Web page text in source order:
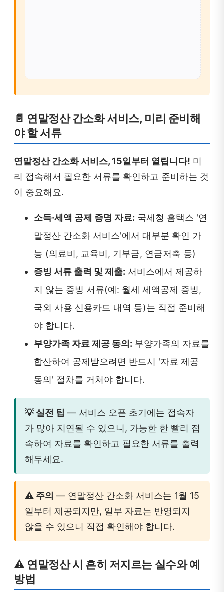
📄 연말정산 간소화 서비스, 미리 준비해
야 할 서류
연말정산 간소화 서비스, 15일부터 열립니다! 미
리 접속해서 필요한 서류를 확인하고 준비하는 것
이 중요해요.
소득·세액 공제 증명 자료: 국세청 홈택스 '연
말정산 간소화 서비스'에서 대부분 확인 가
능 (의료비, 교육비, 기부금, 연금저축 등)
증빙 서류 출력 및 제출: 서비스에서 제공하
지 않는 증빙 서류(예: 월세 세액공제 증빙,
국외 사용 신용카드 내역 등)는 직접 준비해
야 합니다.
부양가족 자료 제공 동의: 부양가족의 자료를
합산하여 공제받으려면 반드시 '자료 제공
동의' 절차를 거쳐야 합니다.
💡 실전 팁 — 서비스 오픈 초기에는 접속자
가 많아 지연될 수 있으니, 가능한 한 빨리 접
속하여 자료를 확인하고 필요한 서류를 출력
해두세요.
⚠️ 주의 — 연말정산 간소화 서비스는 1월 15
일부터 제공되지만, 일부 자료는 반영되지
않을 수 있으니 직접 확인해야 합니다.
⚠️ 연말정산 시 흔히 저지르는 실수와 예
방법